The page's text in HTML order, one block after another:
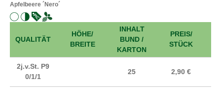
Apfelbeere ´Nero´
QUALITÄT
HÖHE/
BREITE
INHALT
BUND /
KARTON
PREIS/
STÜCK
2j.v.St. P9
0/1/1
25 2,90 €